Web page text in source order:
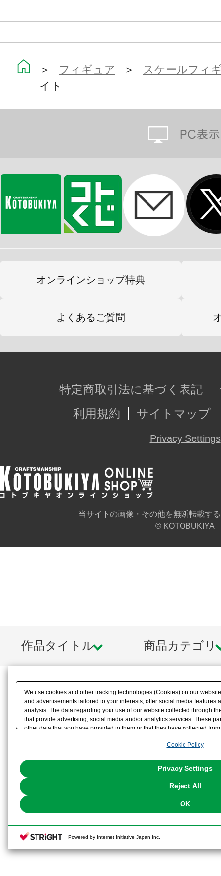
＞ フィギュア ＞
スケールフィ
イト
オンラインショップ特典
よくあるご質問
特定商取引法に基づく表記
利用規約
サイトマップ
Privacy Settings
当サイトの画像・その他を無断転載す
© KOTOBUKIYA
作品タイトル 商品カテゴリ
We use cookies and other tracking technologies (Cookies) on our
and advertisements tailored to your interests, offer social media features
analysis. The data regarding your use of our website collected through
that provide advertising, social media and/or analytics services. These
other data that you have provided to them or that they have collected
the use of all Cookies except for Strictly Necessary Cookies, please
You can change your consent or rejection settings at any time via
Cookie Policy
Privacy Settings
Reject All
OK
Powered by Internet Initiative Japan Inc.